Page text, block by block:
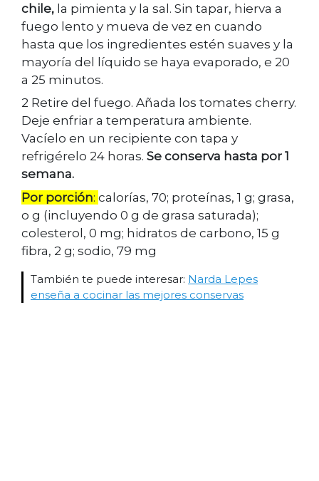
chile, la pimienta y la sal. Sin tapar, hierva a
fuego lento y mueva de vez en cuando
hasta que los ingredientes estén suaves y la
mayoría del líquido se haya evaporado, e 20
a 25 minutos.
2 Retire del fuego. Añada los tomates cherry.
Deje enfriar a temperatura ambiente.
Vacíelo en un recipiente con tapa y
refrigérelo 24 horas. Se conserva hasta por 1
semana.
Por porción: calorías, 70; proteínas, 1 g; grasa,
o g (incluyendo 0 g de grasa saturada);
colesterol, 0 mg; hidratos de carbono, 15 g
fibra, 2 g; sodio, 79 mg
También te puede interesar: Narda Lepes
enseña a cocinar las mejores conservas